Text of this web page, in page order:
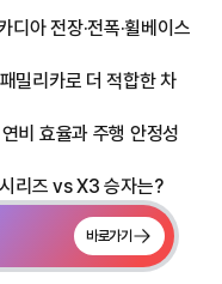
아 전장·전폭·휠베이스
리카로 더 적합한 차
비 효율과 주행 안정성
리즈 vs X3 승자는?
바로가기